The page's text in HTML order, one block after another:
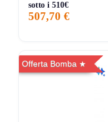
sotto i 510€
507,70 €
Offerta Bomba